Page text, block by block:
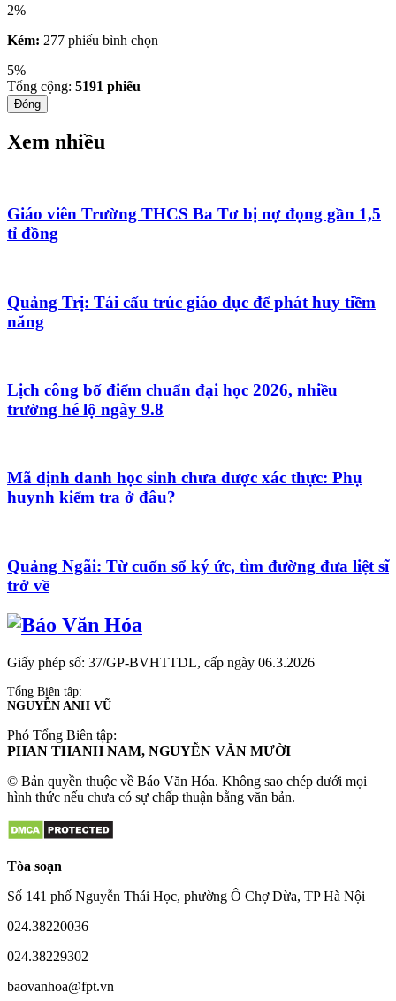
2%
Kém: 277 phiếu bình chọn
5%
Tổng cộng: 5191 phiếu
Đóng
Xem nhiều
Giáo viên Trường THCS Ba Tơ bị nợ đọng gần 1,5
tỉ đồng
Quảng Trị: Tái cấu trúc giáo dục để phát huy tiềm
năng
Lịch công bố điểm chuẩn đại học 2026, nhiều
trường hé lộ ngày 9.8
Mã định danh học sinh chưa được xác thực: Phụ
huynh kiểm tra ở đâu?
Quảng Ngãi: Từ cuốn sổ ký ức, tìm đường đưa liệt sĩ
trở về
Giấy phép số: 37/GP-BVHTTDL, cấp ngày 06.3.2026
Tổng Biên tập:
NGUYỄN ANH VŨ
Phó Tổng Biên tập:
PHAN THANH NAM, NGUYỄN VĂN MƯỜI
© Bản quyền thuộc về Báo Văn Hóa. Không sao chép dưới mọi
hình thức nếu chưa có sự chấp thuận bằng văn bản.
Tòa soạn
Số 141 phố Nguyễn Thái Học, phường Ô Chợ Dừa, TP Hà Nội
024.38220036
024.38229302
baovanhoa@fpt.vn